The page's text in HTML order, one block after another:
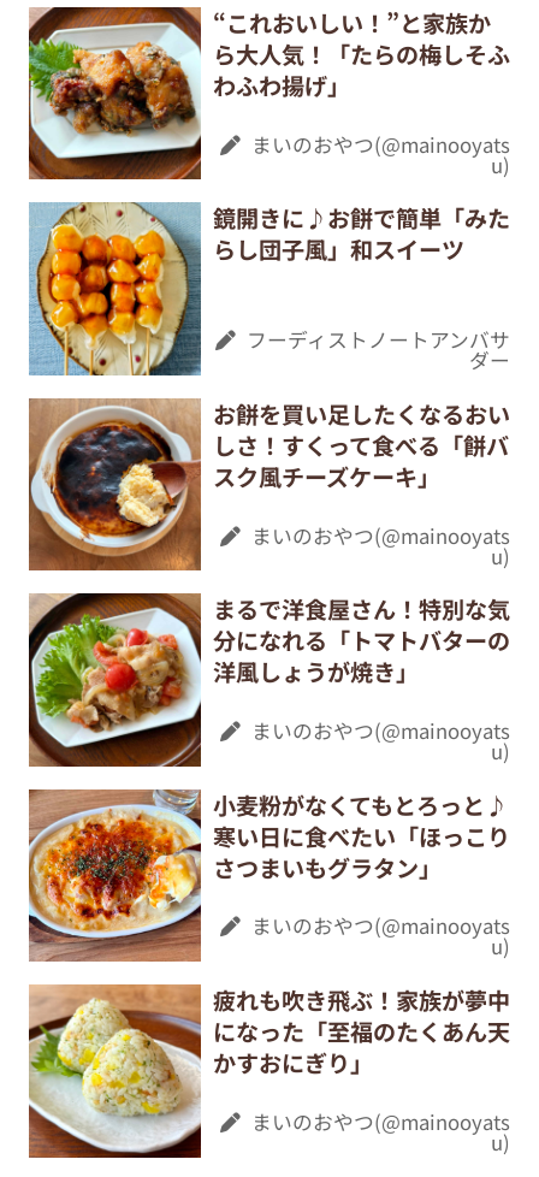
“これおいしい！”と家族か
ら大人気！「たらの梅しそふ
わふわ揚げ」
まいのおやつ(@mainooyats
u)
鏡開きに♪お餅で簡単「みた
らし団子風」和スイーツ
フーディストノートアンバサ
ダー
お餅を買い足したくなるおい
しさ！すくって食べる「餅バ
スク風チーズケーキ」
まいのおやつ(@mainooyats
u)
まるで洋食屋さん！特別な気
分になれる「トマトバターの
洋風しょうが焼き」
まいのおやつ(@mainooyats
u)
小麦粉がなくてもとろっと♪
寒い日に食べたい「ほっこり
さつまいもグラタン」
まいのおやつ(@mainooyats
u)
疲れも吹き飛ぶ！家族が夢中
になった「至福のたくあん天
かすおにぎり」
まいのおやつ(@mainooyats
u)